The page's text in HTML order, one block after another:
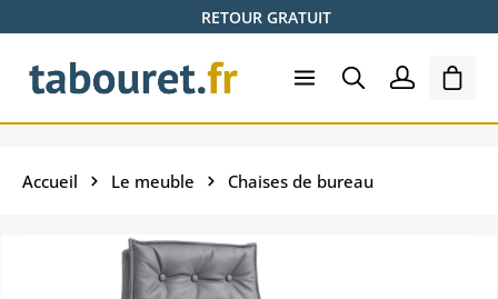
Passer au contenu principalRETOUR GRATUIT
Le
Accueil Le meuble Chaises de bureau